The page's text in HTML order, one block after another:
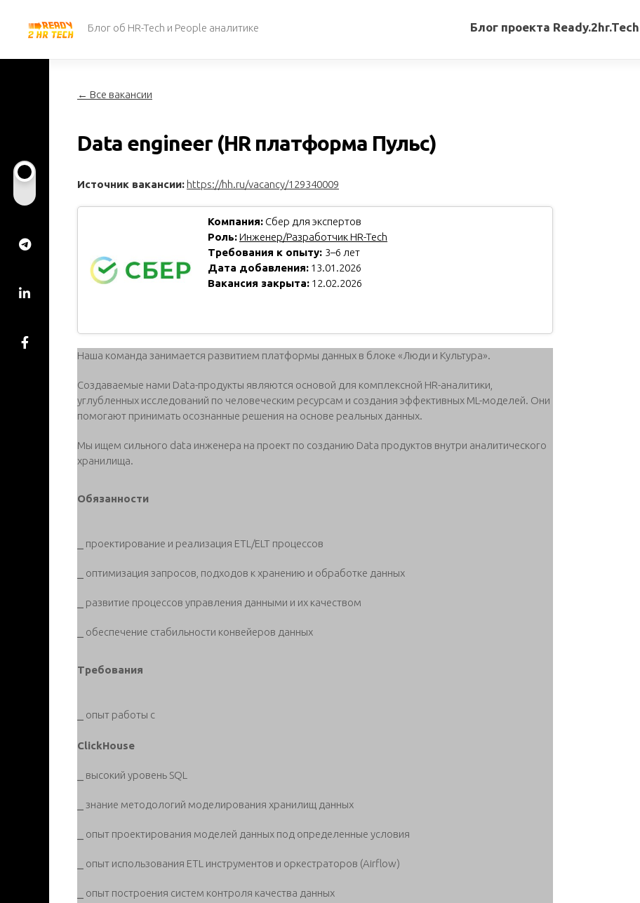
содержанию
Блог об HR-Tech и People аналитике Блог проекта Ready.2hr.Tech
← Все вакансии
Data engineer (HR платформа Пульс)
Источник вакансии: https://hh.ru/vacancy/129340009
Компания: Сбер для экспертов
Роль:Инженер/Разработчик HR-Tech
Требования к опыту: 3–6 лет
Дата добавления: 13.01.2026
Вакансия закрыта: 12.02.2026
Наша команда занимается развитием платформы данных в блоке «Люди и Культура».
Создаваемые нами Data-продукты являются основой для комплексной HR-аналитики,
углубленных исследований по человеческим ресурсам и создания эффективных ML-моделей. Они
помогают принимать осознанные решения на основе реальных данных.
Мы ищем сильного data инженера на проект по созданию Data продуктов внутри аналитического
хранилища.
Обязанности
⎯ проектирование и реализация ETL/ELT процессов
⎯ оптимизация запросов, подходов к хранению и обработке данных
⎯ развитие процессов управления данными и их качеством
⎯ обеспечение стабильности конвейеров данных
Требования
⎯ опыт работы с
СlickHouse
⎯ высокий уровень SQL
⎯ знание методологий моделирования хранилищ данных
⎯ опыт проектирования моделей данных под определенные условия
⎯ опыт использования ETL инструментов и оркестраторов (Airflow)
⎯ опыт построения систем контроля качества данных